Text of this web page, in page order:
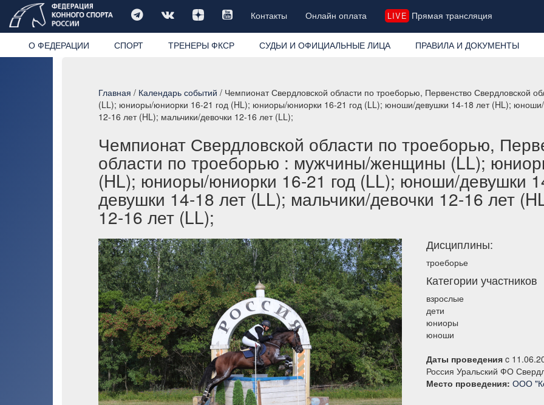
Контакты Онлайн оплата LIVE Прямая трансляция
О ФЕДЕРАЦИИ СПОРТ ТРЕНЕРЫ ФКСР СУДЬИ И ОФИЦИАЛЬНЫЕ ЛИЦА ПРАВИЛА И ДОКУМЕНТЫ
Главная / Календарь событий / Чемпионат Свердловской области по троеборью, Первенство Свердловской
(LL); юниоры/юниорки 16-21 год (HL); юниоры/юниорки 16-21 год (LL); юноши/девушки 14-18 лет (HL); юноши/
12-16 лет (HL); мальчики/девочки 12-16 лет (LL);
Чемпионат Свердловской области по троеборью,
области по троеборью : мужчины/женщины (LL);
(HL); юниоры/юниорки 16-21 год (LL); юноши/девушки
девушки 14-18 лет (LL); мальчики/девочки 12-16 лет
12-16 лет (LL);
Дисциплины:
троеборье
Категории участников
взрослые
дети
юниоры
юноши
Даты проведения c
Россия Уральский ФО
Место проведения: ООО